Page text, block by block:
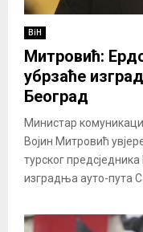
BiH
Митровић:
убрзаће
Београд
Министар
Војин Митровић
турског
изградња ауто-пута